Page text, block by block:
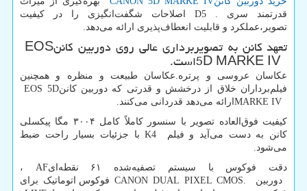
قدرتمند سری D5 . اصلاحات شگفت‌انگیزی را در کیفیت
تصویر،عملکرد و قابلیت انعطاف‌پذیری ارائه می‌دهد.
تعهد کانن به تصویربرداری عالی روی دوربین کاننEOS
5D MARKE IVاست.
عکاسان عروسی و پرتره.عکاسان طبیعت و منظره و همچنین
فیلم‌برداران خلاق از درخشش و قدرتی که دوربین کاننEOS 5D
MARKE IVارائه می‌دهد قدردانی می‌کنند.
کیفیت فوق‌العاده تصویر با سنسور کاملاً کامل ۳۰۰۴ مگا پیکسلی
کانن به دست می‌آید و فیلم
K4 با جزئیات بسیار راحت ضبط
می‌شود.
دقت فوکوس با سیستم تصفیه‌شده ۶۱ نقطه‌ای
AF ،
دوربین CANON DUAL PIXEL CMOS. فوکوس اتوماتیک برای